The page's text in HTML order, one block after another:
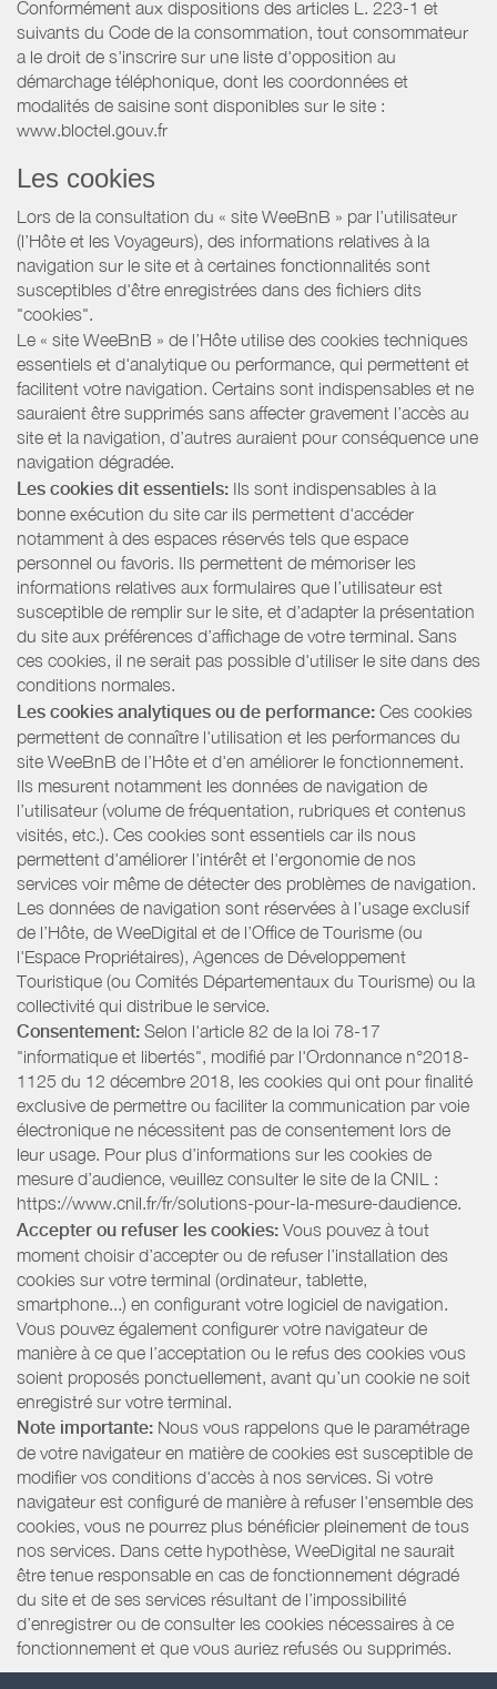
Conformément aux dispositions des articles L. 223-1 et
suivants du Code de la consommation, tout consommateur
a le droit de s'inscrire sur une liste d'opposition au
démarchage téléphonique, dont les coordonnées et
modalités de saisine sont disponibles sur le site :
www.bloctel.gouv.fr
Les cookies
Lors de la consultation du « site WeeBnB » par l’utilisateur
(l’Hôte et les Voyageurs), des informations relatives à la
navigation sur le site et à certaines fonctionnalités sont
susceptibles d'être enregistrées dans des fichiers dits
"cookies".
Le « site WeeBnB » de l’Hôte utilise des cookies techniques
essentiels et d'analytique ou performance, qui permettent et
facilitent votre navigation. Certains sont indispensables et ne
sauraient être supprimés sans affecter gravement l’accès au
site et la navigation, d’autres auraient pour conséquence une
navigation dégradée.
Les cookies dit essentiels: Ils sont indispensables à la
bonne exécution du site car ils permettent d'accéder
notamment à des espaces réservés tels que espace
personnel ou favoris. Ils permettent de mémoriser les
informations relatives aux formulaires que l’utilisateur est
susceptible de remplir sur le site, et d’adapter la présentation
du site aux préférences d’affichage de votre terminal. Sans
ces cookies, il ne serait pas possible d'utiliser le site dans des
conditions normales.
Les cookies analytiques ou de performance: Ces cookies
permettent de connaître l'utilisation et les performances du
site WeeBnB de l’Hôte et d'en améliorer le fonctionnement.
Ils mesurent notamment les données de navigation de
l’utilisateur (volume de fréquentation, rubriques et contenus
visités, etc.). Ces cookies sont essentiels car ils nous
permettent d'améliorer l'intérêt et l'ergonomie de nos
services voir même de détecter des problèmes de navigation.
Les données de navigation sont réservées à l’usage exclusif
de l’Hôte, de WeeDigital et de l’Office de Tourisme (ou
l'Espace Propriétaires), Agences de Développement
Touristique (ou Comités Départementaux du Tourisme) ou la
collectivité qui distribue le service.
Consentement: Selon l'article 82 de la loi 78-17
"informatique et libertés", modifié par l'Ordonnance n°2018-
1125 du 12 décembre 2018, les cookies qui ont pour finalité
exclusive de permettre ou faciliter la communication par voie
électronique ne nécessitent pas de consentement lors de
leur usage. Pour plus d’informations sur les cookies de
mesure d’audience, veuillez consulter le site de la CNIL :
https://www.cnil.fr/fr/solutions-pour-la-mesure-daudience.
Accepter ou refuser les cookies: Vous pouvez à tout
moment choisir d’accepter ou de refuser l’installation des
cookies sur votre terminal (ordinateur, tablette,
smartphone...) en configurant votre logiciel de navigation.
Vous pouvez également configurer votre navigateur de
manière à ce que l’acceptation ou le refus des cookies vous
soient proposés ponctuellement, avant qu’un cookie ne soit
enregistré sur votre terminal.
Note importante: Nous vous rappelons que le paramétrage
de votre navigateur en matière de cookies est susceptible de
modifier vos conditions d'accès à nos services. Si votre
navigateur est configuré de manière à refuser l'ensemble des
cookies, vous ne pourrez plus bénéficier pleinement de tous
nos services. Dans cette hypothèse, WeeDigital ne saurait
être tenue responsable en cas de fonctionnement dégradé
du site et de ses services résultant de l’impossibilité
d’enregistrer ou de consulter les cookies nécessaires à ce
fonctionnement et que vous auriez refusés ou supprimés.